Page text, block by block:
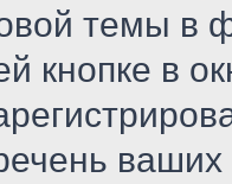
темы в
кнопке в
ваших